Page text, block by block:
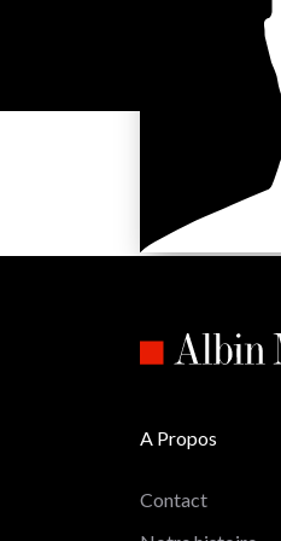
A Propos
Contact